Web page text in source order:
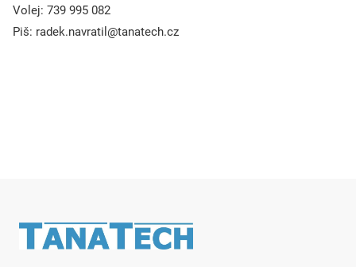
Volej: 739 995 082
Piš: radek.navratil@tanatech.cz
Zápatí